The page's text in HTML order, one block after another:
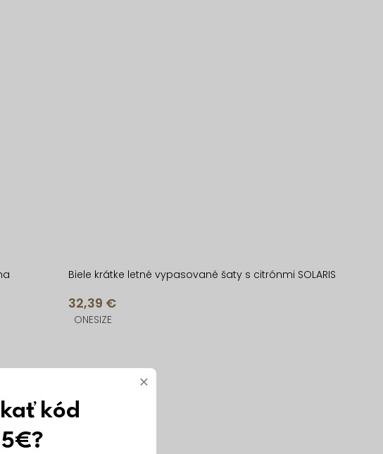
Biele krátke letné vypasované šaty s citrónmi SOLARIS
32,39 €
ONESIZE
×
kód